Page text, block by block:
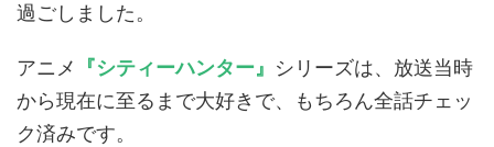
過ごしました。
アニメ 『シティーハンター』 シリーズは、放送当時
から現在に至るまで大好きで、もちろん全話チェッ
ク済みです。